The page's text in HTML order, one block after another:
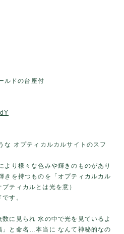
ルドの台座付
な オプティカルカルサイトのスフ
より様々な色みや輝きのものがあり
きを持つものを「オプティカルカル
ティカルとは光を意）
す。
に見られ 水の中で光を見ているよ
」と命名…本当に なんて神秘的なの